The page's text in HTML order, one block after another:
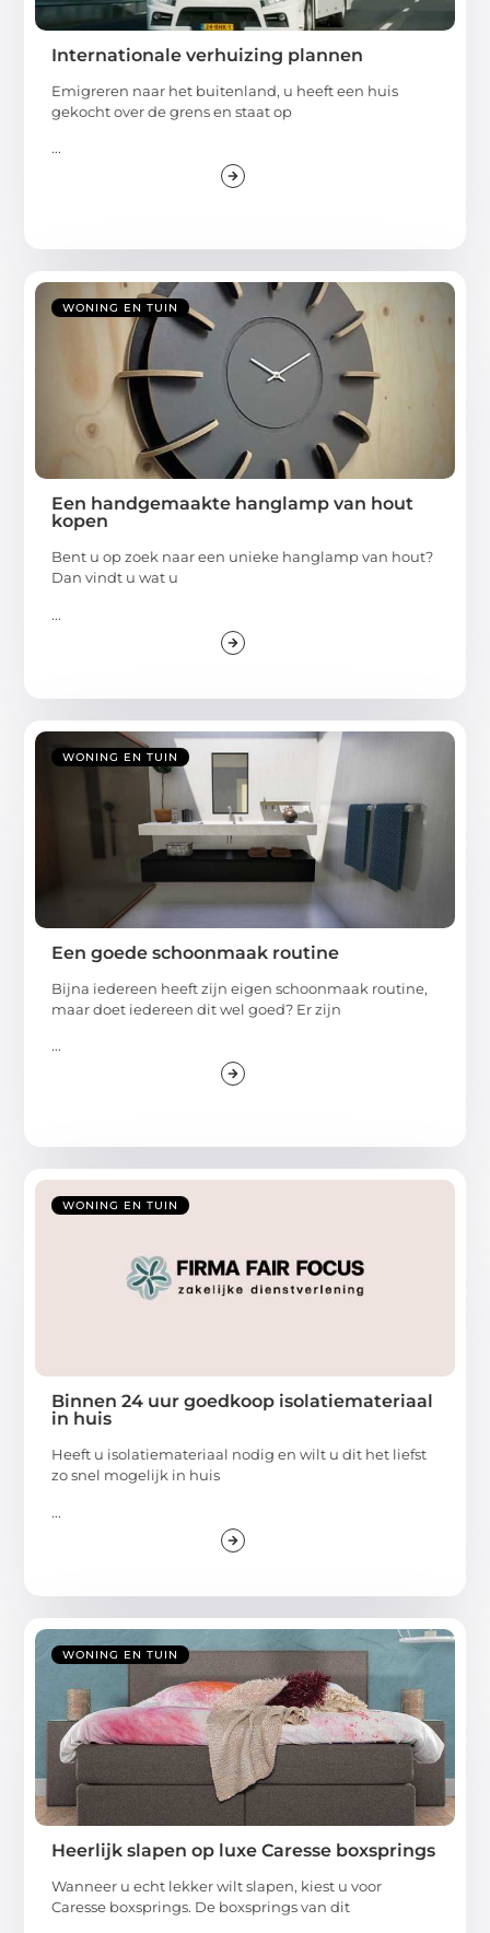
Internationale verhuizing plannen
Emigreren naar het buitenland, u heeft een huis
gekocht over de grens en staat op
...
WONING EN TUIN
Een handgemaakte hanglamp van hout
kopen
Bent u op zoek naar een unieke hanglamp van hout?
Dan vindt u wat u
...
WONING EN TUIN
Een goede schoonmaak routine
Bijna iedereen heeft zijn eigen schoonmaak routine,
maar doet iedereen dit wel goed? Er zijn
...
WONING EN TUIN
Binnen 24 uur goedkoop isolatiemateriaal
in huis
Heeft u isolatiemateriaal nodig en wilt u dit het liefst
zo snel mogelijk in huis
...
WONING EN TUIN
Heerlijk slapen op luxe Caresse boxsprings
Wanneer u echt lekker wilt slapen, kiest u voor
Caresse boxsprings. De boxsprings van dit